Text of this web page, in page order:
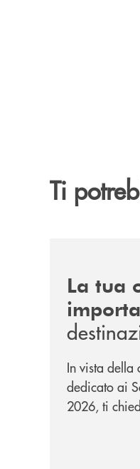
Ti
La tua
Soci
In vista
dedicato ai
2026, ti